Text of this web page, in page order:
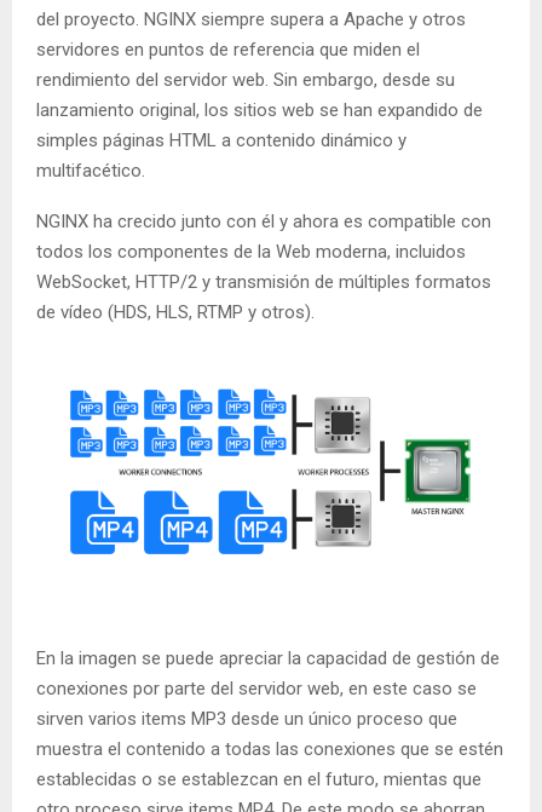
del proyecto. NGINX siempre supera a Apache y otros
servidores en puntos de referencia que miden el
rendimiento del servidor web. Sin embargo, desde su
lanzamiento original, los sitios web se han expandido de
simples páginas HTML a contenido dinámico y
multifacético.
NGINX ha crecido junto con él y ahora es compatible con
todos los componentes de la Web moderna, incluidos
WebSocket, HTTP/2 y transmisión de múltiples formatos
de vídeo (HDS, HLS, RTMP y otros).
En la imagen se puede apreciar la capacidad de gestión de
conexiones por parte del servidor web, en este caso se
sirven varios items MP3 desde un único proceso que
muestra el contenido a todas las conexiones que se estén
establecidas o se establezcan en el futuro, mientas que